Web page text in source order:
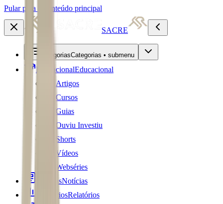
Pular para o conteúdo principal
SACRE
CategoriasCategorias • submenu
EducacionalEducacional
Artigos
Cursos
Guias
Ouviu Investiu
Shorts
Vídeos
Webséries
NotíciasNotícias
RelatóriosRelatórios